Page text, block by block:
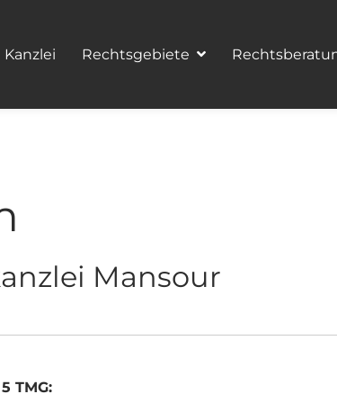
Kanzlei Rechtsgebiete
Mansour
TMG: